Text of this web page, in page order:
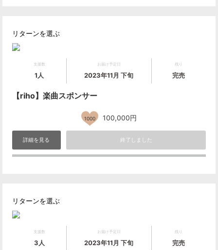
リターンを選ぶ
支援数
1人
お届け予定日
2023年11月 下旬
残り
完売
【riho】楽曲スポンサー
1000 100,000円
詳細を見る 終了しました
リターンを選ぶ
支援数
3人
お届け予定日
2023年11月 下旬
残り
完売